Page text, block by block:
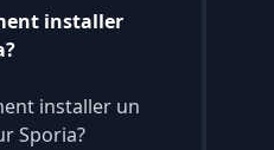
installer
installer un
Sporia?